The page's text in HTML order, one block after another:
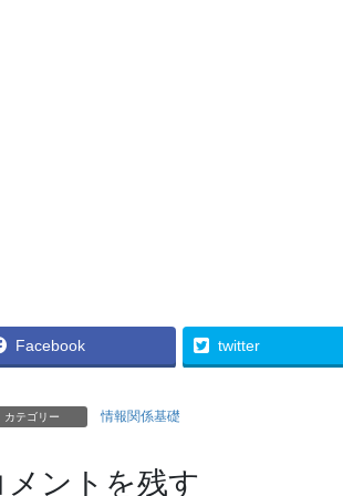
Facebook twitter
カテゴリー 情報関係基礎
メントを残す